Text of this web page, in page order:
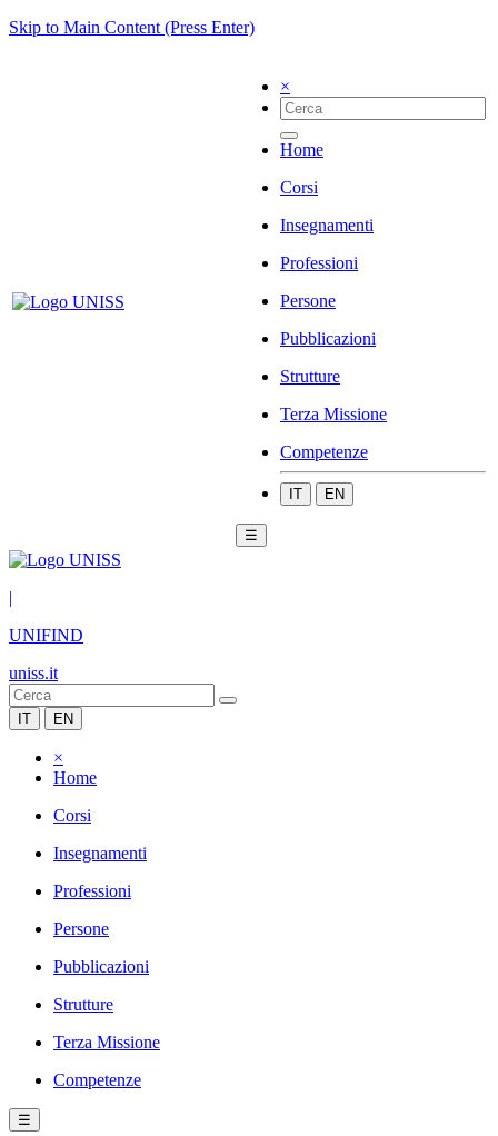
Skip to Main Content (Press Enter)
×
Home
Corsi
Insegnamenti
Professioni
Persone
Pubblicazioni
Strutture
Terza Missione
Competenze
IT EN
☰
|
UNIFIND
uniss.it
IT EN
×
Home
Corsi
Insegnamenti
Professioni
Persone
Pubblicazioni
Strutture
Terza Missione
Competenze
☰